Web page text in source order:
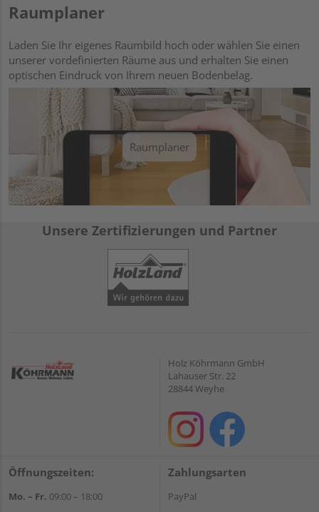
Raumplaner
Laden Sie Ihr eigenes Raumbild hoch oder wählen Sie einen
unserer vordefinierten Räume aus und erhalten Sie einen
optischen Eindruck von Ihrem neuen Bodenbelag.
Raumplaner
Unsere Zertifizierungen und Partner
Holz Köhrmann GmbH
Lahauser Str. 22
28844 Weyhe
Öffnungszeiten:
Mo. – Fr. 09:00 – 18:00
Zahlungsarten
PayPal